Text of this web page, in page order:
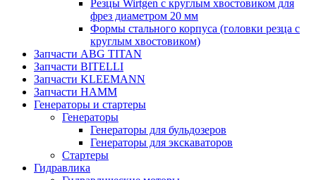
Резцы Wirtgen с круглым хвостовиком для
фрез диаметром 20 мм
Формы стального корпуса (головки резца с
круглым хвостовиком)
Запчасти ABG TITAN
Запчасти BITELLI
Запчасти KLEEMANN
Запчасти HAMM
Генераторы и стартеры
Генераторы
Генераторы для бульдозеров
Генераторы для экскаваторов
Стартеры
Гидравлика